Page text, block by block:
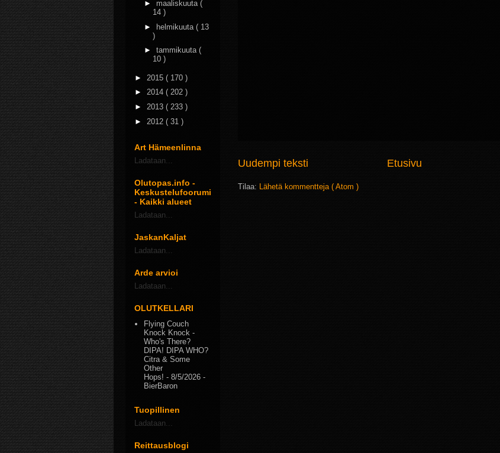
Uudempi teksti Etusivu
Tilaa: Lähetä kommentteja ( Atom )
► maaliskuuta (
14 )
► helmikuuta ( 13
)
► tammikuuta (
10 )
► 2015 ( 170 )
► 2014 ( 202 )
► 2013 ( 233 )
► 2012 ( 31 )
Art Hämeenlinna
Ladataan...
Olutopas.info -
Keskustelufoorumi
- Kaikki alueet
Ladataan...
JaskanKaljat
Ladataan...
Arde arvioi
Ladataan...
OLUTKELLARI
Flying Couch
Knock Knock -
Who's There?
DIPA! DIPA WHO?
Citra & Some
Other
Hops! - 8/5/2026 -
BierBaron
Tuopillinen
Ladataan...
Reittausblogi